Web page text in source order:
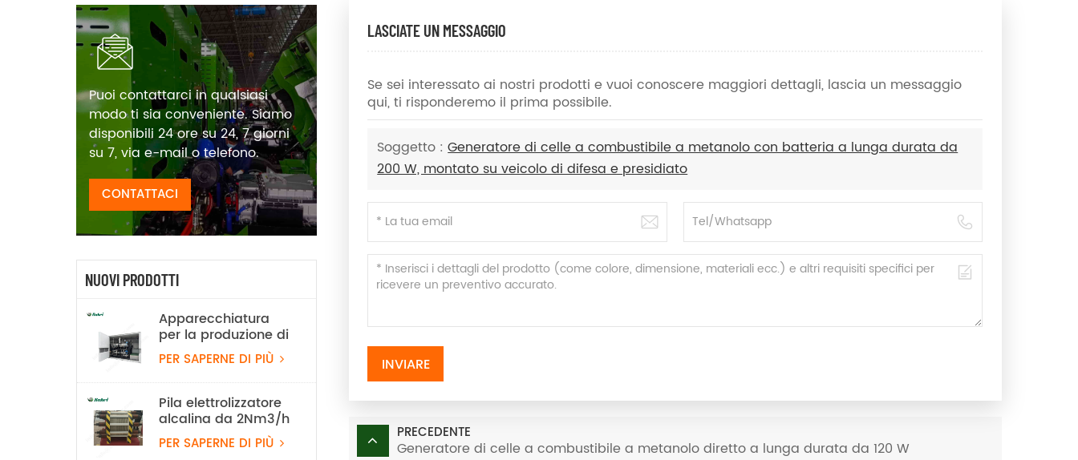
Puoi contattarci in qualsiasi
modo ti sia conveniente. Siamo
disponibili 24 ore su 24, 7 giorni
su 7, via e-mail o telefono.
CONTATTACI
NUOVI PRODOTTI
Apparecchiatura
per la produzione di
idrogeno tramite
elettrolisi dell'acqua
alcalina da 100
Nm³/h e 500 kW
PER SAPERNE DI PIÙ
Pila elettrolizzatore
alcalina da 2Nm3/h
PER SAPERNE DI PIÙ
LASCIATE UN MESSAGGIO
Se sei interessato ai nostri prodotti e vuoi conoscere maggiori dettagli, lascia un messaggio
qui, ti risponderemo il prima possibile.
Soggetto :Generatore di celle a combustibile a metanolo con batteria a lunga durata da
200 W, montato su veicolo di difesa e presidiato
INVIARE
PRECEDENTE
Generatore di celle a combustibile a metanolo diretto a lunga durata da 120 W